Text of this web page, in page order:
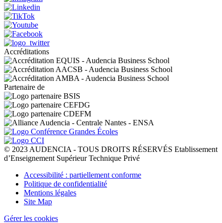
Accréditations
Partenaire de
© 2023 AUDENCIA - TOUS DROITS RÉSERVÉS Etablissement
d’Enseignement Supérieur Technique Privé
Pied
page
Accessibilité : partiellement conforme
Politique de confidentialité
Mentions légales
Site Map
Gérer les cookies